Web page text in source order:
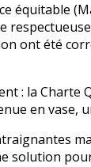
équitable
ont été
: la
en vase,
solution